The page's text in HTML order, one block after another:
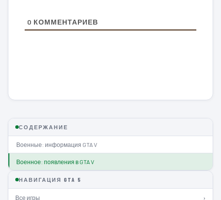
0 КОММЕНТАРИЕВ
СОДЕРЖАНИЕ
Военные: информация GTA V
Военное: появления в GTA V
НАВИГАЦИЯ GTA 5
Все игры ›